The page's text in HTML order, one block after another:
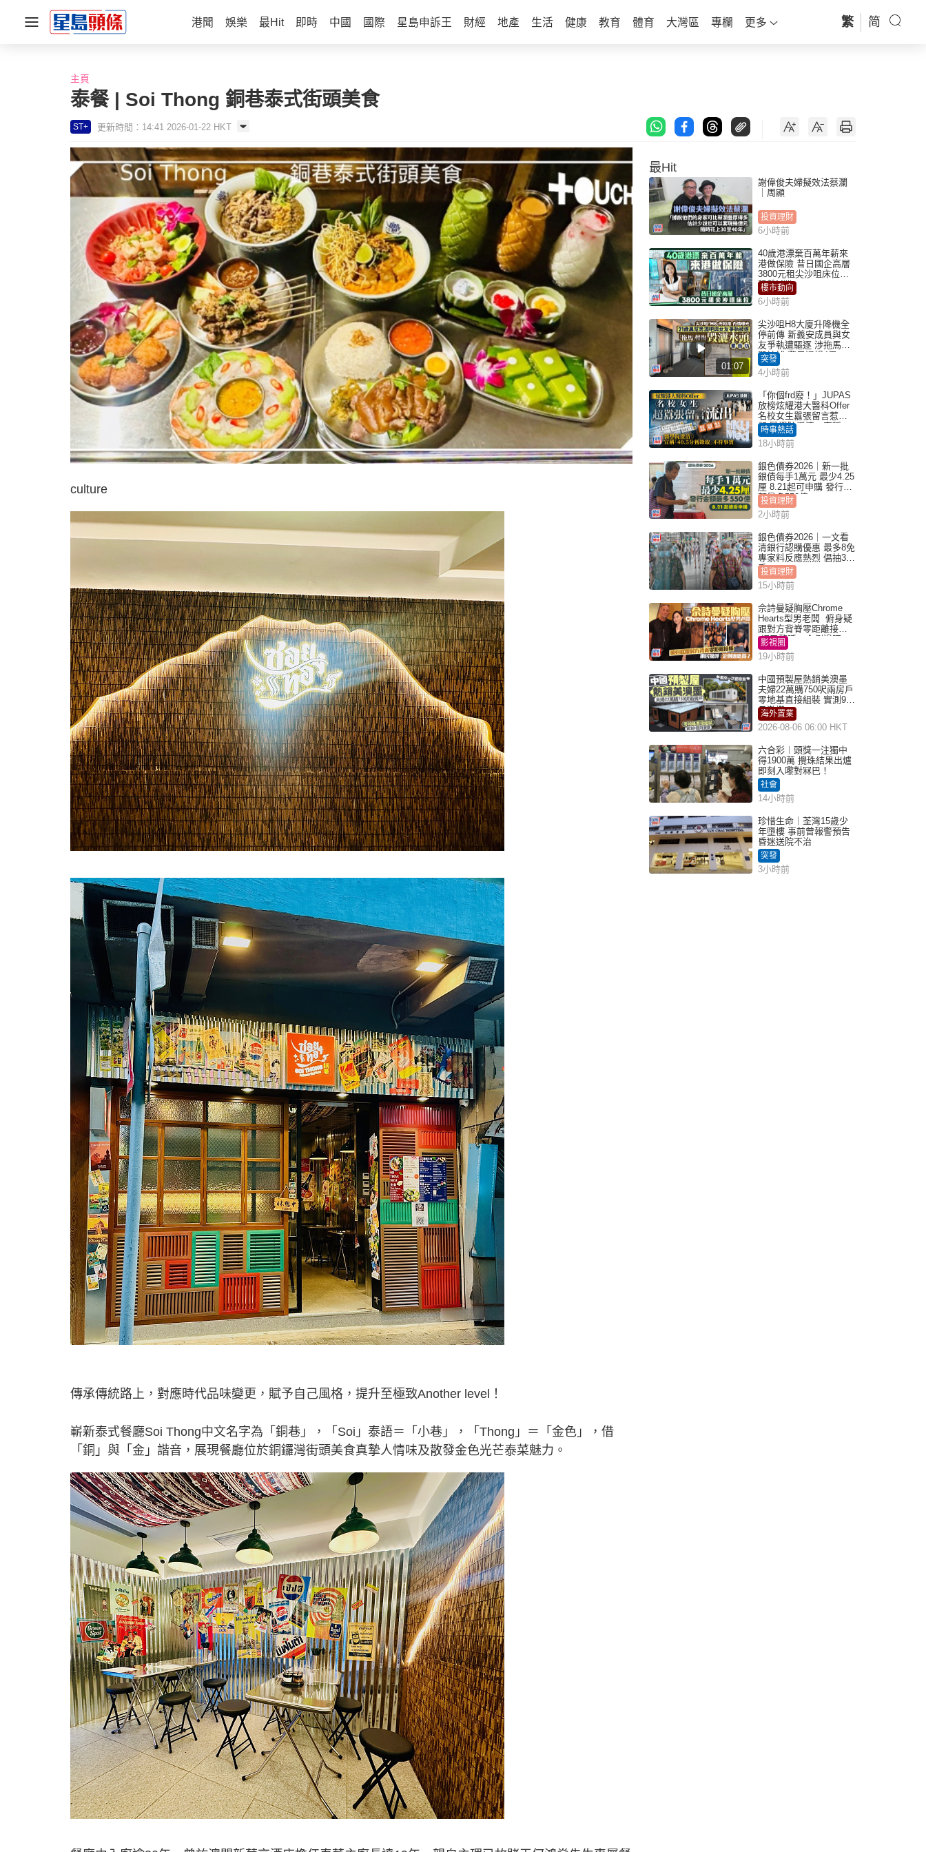
港聞 娛樂 最Hit 即時 中國 國際 星島申訴王 財經 地產 生活 健康 教育 體育 大灣區 專欄 更多 繁 简
主頁
泰餐 | Soi Thong 銅巷泰式街頭美食
ST+ 更新時間：14:41 2026-01-22 HKT
culture
傳承傳統路上，對應時代品味變更，賦予自己風格，提升至極致Another level！
嶄新泰式餐廳Soi Thong中文名字為「銅巷」，「Soi」泰語＝「小巷」，「Thong」＝「金色」，借
「銅」與「金」諧音，展現餐廳位於銅鑼灣街頭美食真摯人情味及散發金色光芒泰菜魅力。
最Hit
謝偉俊夫婦擬效法蔡瀾
｜周顯
投資理財
6小時前
40歲港漂棄百萬年薪來
港做保險 昔日國企高層
3800元租尖沙咀床位｜
租盤Million
樓市動向
6小時前
01:07
尖沙咀H8大廈升降機全
停前傳 新義安成員與女
友爭執遭驅逐 涉拖馬刑
毀被捕 警另通緝4男
突發
4小時前
「你個frd廢！」JUPAS
放榜炫耀港大醫科Offer
名校女生囂張留言惹眾
怒 醫學院澄清：宣稱
「40.5分獲錄取」不符事
實｜Juicy叮
時事熱話
18小時前
銀色債券2026｜新一批
銀債每手1萬元 最少4.25
厘 8.21起可申購 發行金
額最多550億
投資理財
2小時前
銀色債券2026｜一文看
清銀行認購優惠 最多8免
專家料反應熱烈 倡抽30
手
投資理財
15小時前
佘詩曼疑胸壓Chrome
Hearts型男老闆 俯身疑
跟對方背脊零距離接觸
網民驚呼：企側邊唔
得？
影視圈
19小時前
中國預製屋熱銷美澳墨
夫婦22萬購750呎兩房戶
零地基直接組裝 實測9個
月激讚
海外置業
2026-08-06 06:00 HKT
六合彩︱頭獎一注獨中
得1900萬 攪珠結果出爐
即刻入嚟對冧巴！
社會
14小時前
珍惜生命｜荃灣15歲少
年墮樓 事前曾報警預告
昏迷送院不治
突發
3小時前